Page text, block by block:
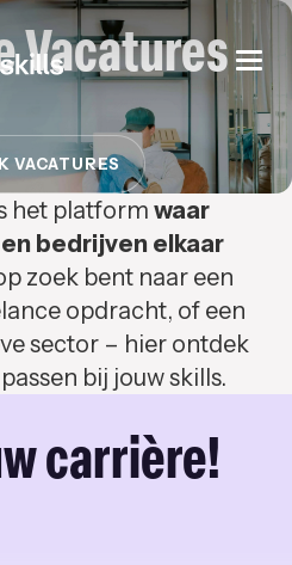
Vacatures
VACATURES
het platform waar
bedrijven elkaar
zoek bent naar een
opdracht, of een
sector – hier ontdek
bij jouw skills.
carrière!